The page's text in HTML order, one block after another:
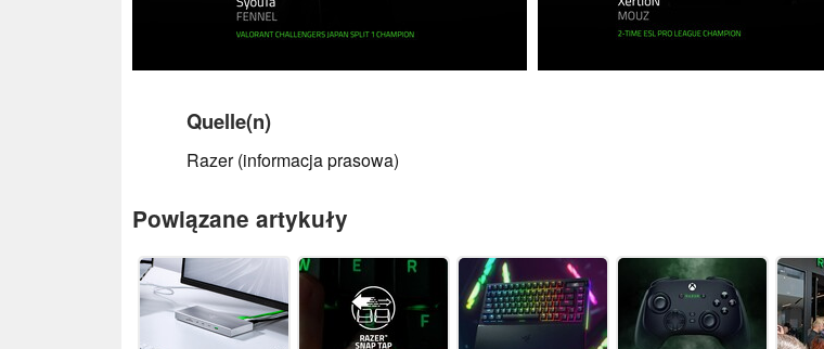
Quelle(n)
Razer (informacja prasowa)
Powiązane artykuły